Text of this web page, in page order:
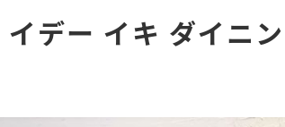
デー イキ ダイニ